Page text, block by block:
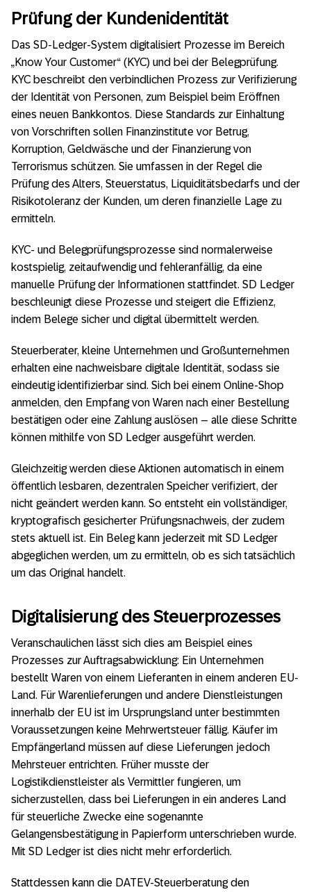
Prüfung der Kundenidentität
Das SD-Ledger-System digitalisiert Prozesse im Bereich
„Know Your Customer“ (KYC) und bei der Belegprüfung.
KYC beschreibt den verbindlichen Prozess zur Verifizierung
der Identität von Personen, zum Beispiel beim Eröffnen
eines neuen Bankkontos. Diese Standards zur Einhaltung
von Vorschriften sollen Finanzinstitute vor Betrug,
Korruption, Geldwäsche und der Finanzierung von
Terrorismus schützen. Sie umfassen in der Regel die
Prüfung des Alters, Steuerstatus, Liquiditätsbedarfs und der
Risikotoleranz der Kunden, um deren finanzielle Lage zu
ermitteln.
KYC- und Belegprüfungsprozesse sind normalerweise
kostspielig, zeitaufwendig und fehleranfällig, da eine
manuelle Prüfung der Informationen stattfindet. SD Ledger
beschleunigt diese Prozesse und steigert die Effizienz,
indem Belege sicher und digital übermittelt werden.
Steuerberater, kleine Unternehmen und Großunternehmen
erhalten eine nachweisbare digitale Identität, sodass sie
eindeutig identifizierbar sind. Sich bei einem Online-Shop
anmelden, den Empfang von Waren nach einer Bestellung
bestätigen oder eine Zahlung auslösen – alle diese Schritte
können mithilfe von SD Ledger ausgeführt werden.
Gleichzeitig werden diese Aktionen automatisch in einem
öffentlich lesbaren, dezentralen Speicher verifiziert, der
nicht geändert werden kann. So entsteht ein vollständiger,
kryptografisch gesicherter Prüfungsnachweis, der zudem
stets aktuell ist. Ein Beleg kann jederzeit mit SD Ledger
abgeglichen werden, um zu ermitteln, ob es sich tatsächlich
um das Original handelt.
Digitalisierung des Steuerprozesses
Veranschaulichen lässt sich dies am Beispiel eines
Prozesses zur Auftragsabwicklung: Ein Unternehmen
bestellt Waren von einem Lieferanten in einem anderen EU-
Land. Für Warenlieferungen und andere Dienstleistungen
innerhalb der EU ist im Ursprungsland unter bestimmten
Voraussetzungen keine Mehrwertsteuer fällig. Käufer im
Empfängerland müssen auf diese Lieferungen jedoch
Mehrsteuer entrichten. Früher musste der
Logistikdienstleister als Vermittler fungieren, um
sicherzustellen, dass bei Lieferungen in ein anderes Land
für steuerliche Zwecke eine sogenannte
Gelangensbestätigung in Papierform unterschrieben wurde.
Mit SD Ledger ist dies nicht mehr erforderlich.
Stattdessen kann die DATEV-Steuerberatung den